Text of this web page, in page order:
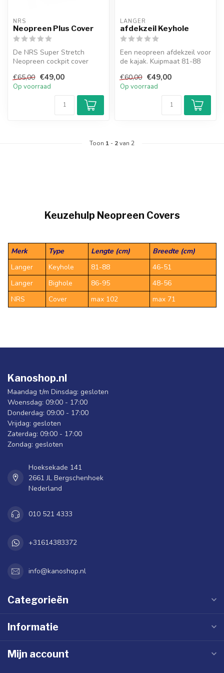
NRS
Neopreen Plus Cover
De NRS Super Stretch
Neopreen cockpit cover
cockpit van ...
€65,00 €49,00
Op voorraad
LANGER
afdekzeil Keyhole
Een neopreen afdekzeil voor
de kajak. Kuipmaat 81-88
€60,00 €49,00
Op voorraad
Toon 1 - 2van 2
Keuzehulp Neopreen Covers
Merk Type Lengte (cm)
Breedte (cm)
Langer
Keyhole 81-88
46-51
Langer
Bighole 86-95
48-56
NRS
Cover max 102 max 71
Kanoshop.nl
Maandag t/m Dinsdag: gesloten
Woensdag: 09:00 - 17:00
Donderdag: 09:00 - 17:00
Vrijdag: gesloten
Zaterdag: 09:00 - 17:00
Zondag: gesloten
Hoeksekade 141
2661 JL Bergschenhoek
Nederland
010 521 4333
+31614383372
info@kanoshop.nl
Categorieën
Informatie
Mijn account